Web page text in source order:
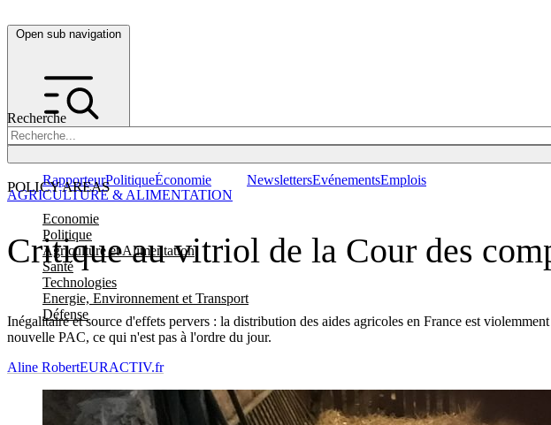
Open sub navigation
Recherche
POLICY AREAS
Economie
Politique
Agriculture et Alimentation
Santé
Technologies
Energie, Environnement et Transport
Défense
RapporteurPolitiqueÉconomie NewslettersEvénementsEmplois
Critique au vitriol de la Cour des
Inégalitaire et source d'effets pervers : la distribution des aides agricoles en France est
nouvelle PAC, ce qui n'est pas à l'ordre du jour.
AGRICULTURE & ALIMENTATION
Aline RobertEURACTIV.fr